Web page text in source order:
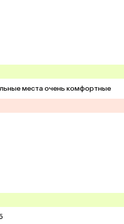
места очень комфортные